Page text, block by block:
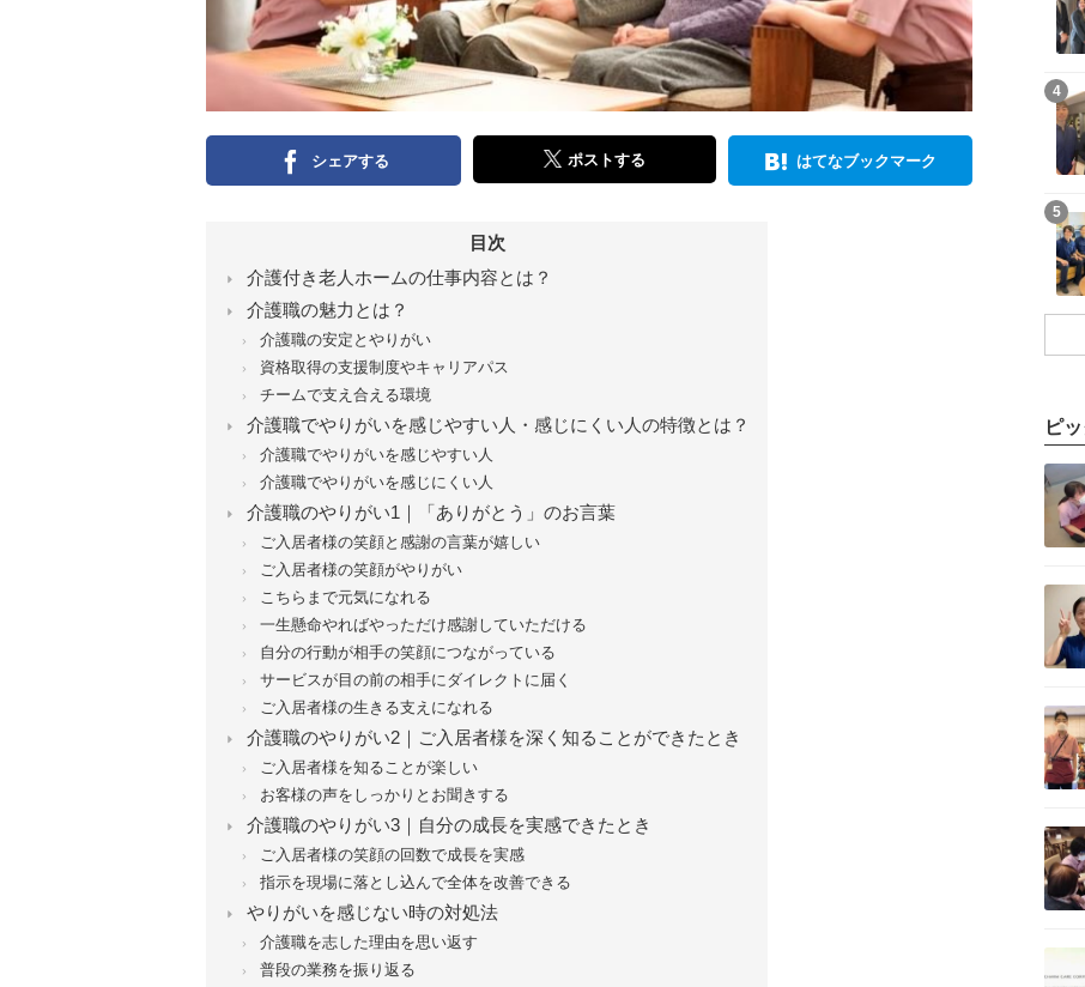
シェアする ポストする はてなブックマーク
目次
介護付き老人ホームの仕事内容とは？
介護職の魅力とは？
介護職の安定とやりがい
資格取得の支援制度やキャリアパス
チームで支え合える環境
介護職でやりがいを感じやすい人・感じにくい人の特徴とは？
介護職でやりがいを感じやすい人
介護職でやりがいを感じにくい人
介護職のやりがい1｜「ありがとう」のお言葉
ご入居者様の笑顔と感謝の言葉が嬉しい
ご入居者様の笑顔がやりがい
こちらまで元気になれる
一生懸命やればやっただけ感謝していただける
自分の行動が相手の笑顔につながっている
サービスが目の前の相手にダイレクトに届く
ご入居者様の生きる支えになれる
介護職のやりがい2｜ご入居者様を深く知ることができたとき
ご入居者様を知ることが楽しい
お客様の声をしっかりとお聞きする
介護職のやりがい3｜自分の成長を実感できたとき
ご入居者様の笑顔の回数で成長を実感
指示を現場に落とし込んで全体を改善できる
やりがいを感じない時の対処法
介護職を志した理由を思い返す
普段の業務を振り返る
4
記事を読む
5
ピ